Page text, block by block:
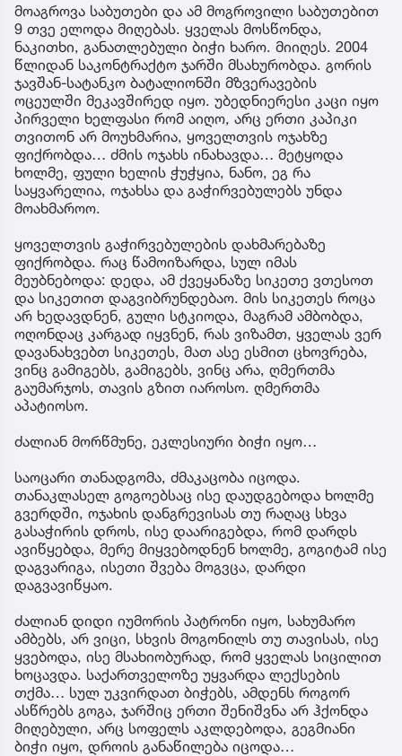
მოაგროვა საბუთები და ამ მოგროვილი საბუთებით
9 თვე ელოდა მიღებას. ყველას მოსწონდა,
ნაკითხი, განათლებული ბიჭი ხარო. მიიღეს. 2004
წლიდან საკონტრაქტო ჯარში მსახურობდა. გორის
ჯავშან-სატანკო ბატალიონში მზვერავების
ოცეულში მეკავშირედ იყო. უბედნიერესი კაცი იყო
პირველი ხელფასი რომ აიღო, არც ერთი კაპიკი
თვითონ არ მოუხმარია, ყოველთვის ოჯახზე
ფიქრობდა… ძმის ოჯახს ინახავდა… მეტყოდა
ხოლმე, ფული ხელის ჭუჭყია, ნანო, ეგ რა
საყვარელია, ოჯახსა და გაჭირვებულებს უნდა
მოახმაროო.
ყოველთვის გაჭირვებულების დახმარებაზე
ფიქრობდა. რაც წამოიზარდა, სულ იმას
მეუბნებოდა: დედა, ამ ქვეყანაზე სიკეთე ვთესოთ
და სიკეთით დაგვიბრუნდებაო. მის სიკეთეს როცა
არ ხედავდნენ, გული სტკიოდა, მაგრამ ამბობდა,
ოღონდაც კარგად იყვნენ, რას ვიზამთ, ყველას ვერ
დავანახვებთ სიკეთეს, მათ ასე ესმით ცხოვრება,
ვინც გამიგებს, გამიგებს, ვინც არა, ღმერთმა
გაუმარჯოს, თავის გზით იაროსო. ღმერთმა
აპატიოსო.
ძალიან მორწმუნე, ეკლესიური ბიჭი იყო…
საოცარი თანადგომა, ძმაკაცობა იცოდა.
თანაკლასელ გოგოებსაც ისე დაუდგებოდა ხოლმე
გვერდში, ოჯახის დანგრევისას თუ რაღაც სხვა
გასაჭირის დროს, ისე დაარიგებდა, რომ დარდს
ავიწყებდა, მერე მიყვებოდნენ ხოლმე, გოგიტამ ისე
დაგვარიგა, ისეთი შვება მოგვცა, დარდი
დაგვავიწყაო.
ძალიან დიდი იუმორის პატრონი იყო, სახუმარო
ამბებს, არ ვიცი, სხვის მოგონილს თუ თავისას, ისე
ყვებოდა, ისე მსახიობურად, რომ ყველას სიცილით
ხოცავდა. საქართველოზე უყვარდა ლექსების
თქმა… სულ უკვირდათ ბიჭებს, ამდენს როგორ
ასწრებს გოგა, ჯარშიც ერთი შენიშვნა არ ჰქონდა
მიღებული, არც სოფელს აკლდებოდა, გეგმიანი
ბიჭი იყო, დროის განაწილება იცოდა…